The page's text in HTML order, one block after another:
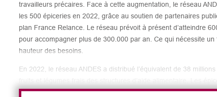
travailleurs précaires. Face à cette augmentation, le réseau
les 500 épiceries en 2022, grâce au soutien de partenaires
plan France Relance. Le réseau prévoit à présent d’atteindre
pour accompagner plus de 300.000 par an. Ce qui nécessite
hauteur des besoins.
En 2022, le réseau ANDES a distribué l’équivalent de 38
d’acheter des produits alimentaires à des prix en moyenne